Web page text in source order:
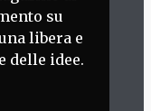
su
libera e
delle idee.